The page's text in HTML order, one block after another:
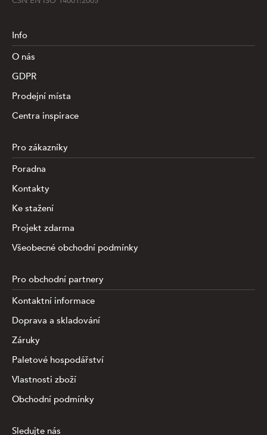
Info
O nás
GDPR
Prodejní místa
Centra inspirace
Pro zákazníky
Poradna
Kontakty
Ke stažení
Projekt zdarma
Všeobecné obchodní podmínky
Pro obchodní partnery
Kontaktní informace
Doprava a skladování
Záruky
Paletové hospodářství
Vlastnosti zboží
Obchodní podmínky
Sledujte nás